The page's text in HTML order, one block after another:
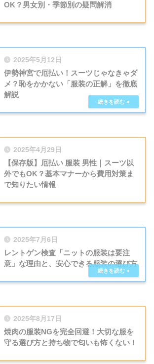
OK？男女別・季節別の疑問解消
2025年5月12日
伊勢神宮で厄払い！スーツじゃなきゃダ
メ？恥をかかない「服装の正解」を徹底
解説
2025年4月29日
【保存版】厄払い 服装 男性｜スーツ以
外でもOK？基本マナーから費用対策ま
で知りたい情報
2025年7月6日
レントゲン検査「ニットの服装は要注
意」な理由と、安心できる服装の選び方
2025年8月17日
焼肉の服装NGを完全回避！大切な服を
守る選び方と持ち物で匂いも怖くない！